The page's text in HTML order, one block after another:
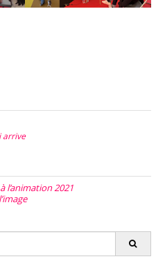
arrive
l’animation 2021